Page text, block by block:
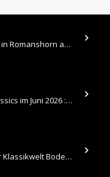
Hallo , Im Juni veranstaltete die Autobau in Romanshorn auf ihrem Gelände ein kleines Youngtimertreffen : https://up.
​Hallo , Hier sind die Bilder vom Older Classics im Juni 2026 : https://up.picr.de/51155940wd.jpg https://up.pic
Hallo , Hier sind nun meine Bilder 2026er Klassikwelt Bodensee 😀 https://up.picr.de/51125547rb.jpg https://up.pi